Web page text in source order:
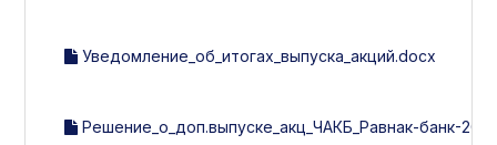
Уведомление_об_итогах_выпуска_акций.docx
Решение_о_доп.выпуске_акц_ЧАКБ_Равнак-банк-